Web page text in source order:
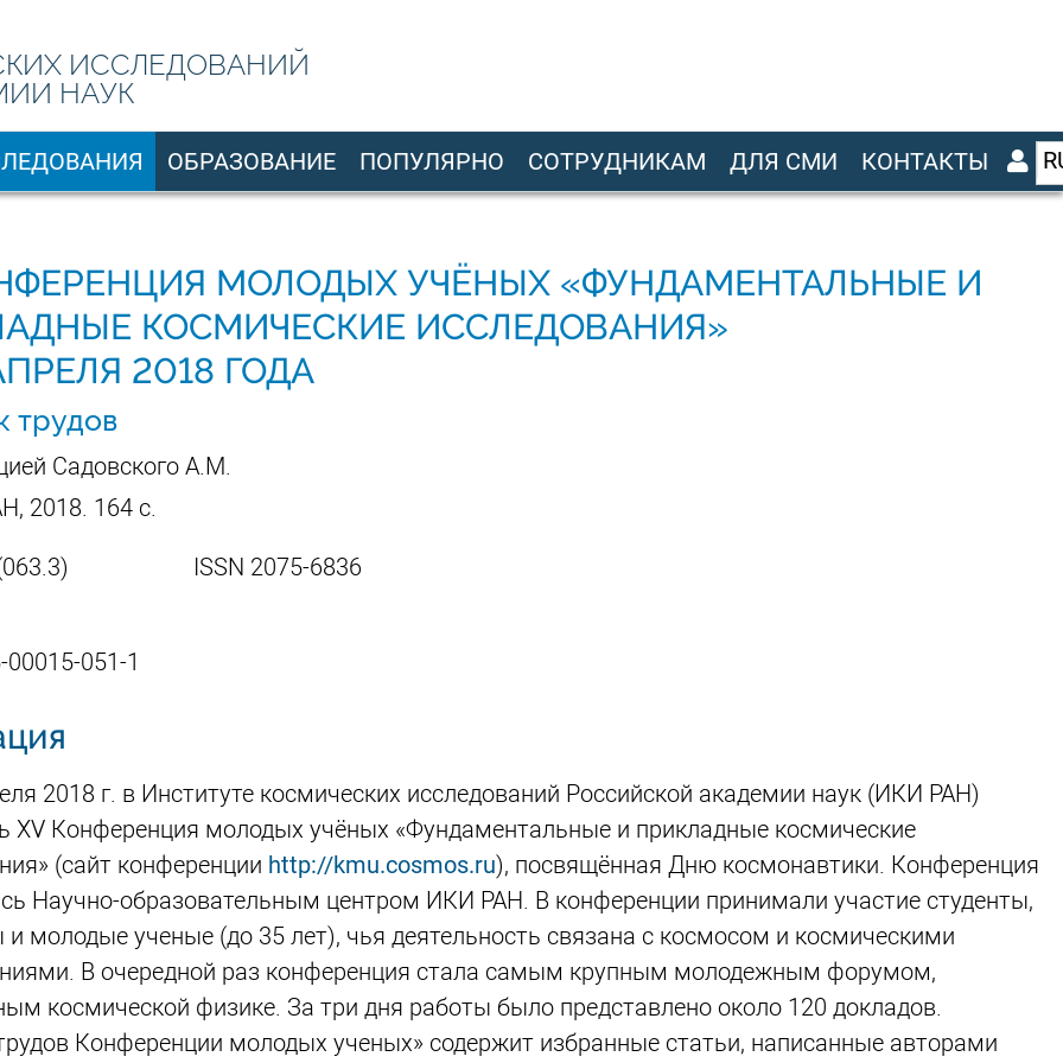
ИССЛЕДОВАНИЙ
НАУК
ОБРАЗОВАНИЕ ПОПУЛЯРНО СОТРУДНИКАМ ДЛЯ СМИ КОНТАКТЫ
МОЛОДЫХ УЧЁНЫХ «ФУНДАМЕНТАЛЬНЫЕ И
КОСМИЧЕСКИЕ ИССЛЕДОВАНИЯ»
2018 ГОДА
трудов
Садовского А.М.
2018. 164 с.
ISSN 2075-6836
00015-051-1
2018 г. в Институте космических исследований Российской академии наук (ИКИ РАН)
XV Конференция молодых учёных «Фундаментальные и прикладные космические
(сайт конференции http://kmu.cosmos.ru), посвящённая Дню космонавтики. Конференция
Научно-образовательным центром ИКИ РАН. В конференции принимали участие студенты,
и молодые ученые (до 35 лет), чья деятельность связана с космосом и космическими
В очередной раз конференция стала самым крупным молодежным форумом,
космической физике. За три дня работы было представлено около 120 докладов.
Конференции молодых ученых» содержит избранные статьи, написанные авторами